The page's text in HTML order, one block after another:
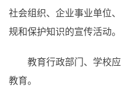
社会组织、企业事业单位
规和保护知识的宣传活动。
教育行政部门、学校应
教育。